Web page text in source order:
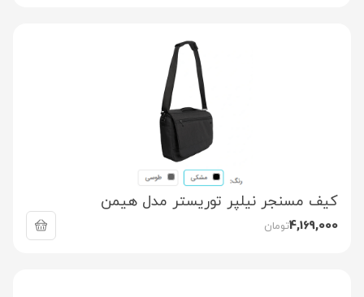
کیف مسنجر نیلپر توریستر مدل هیمن
4,169,000تومان